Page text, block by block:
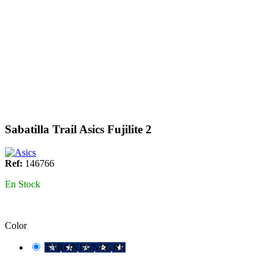
Sabatilla Trail Asics Fujilite 2
Ref: 146766
En Stock
Color
TARONJA/NEGRE